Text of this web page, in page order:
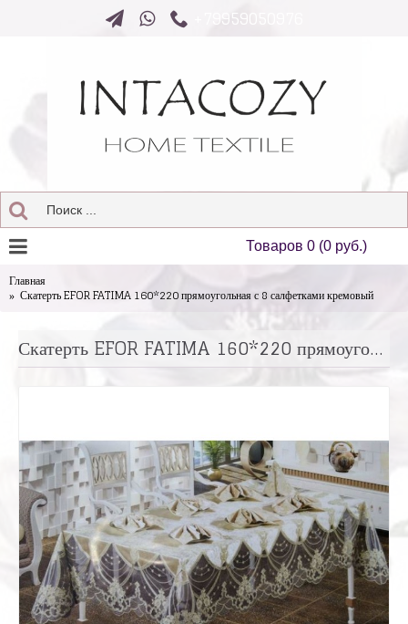
+79959050976
Товаров 0 (0 руб.)
Главная
Скатерть EFOR FATIMA 160*220 прямоугольная с 8 салфетками кремовый
Скатерть EFOR FATIMA 160*220 прямоугольная с 8 салфетками кремовый